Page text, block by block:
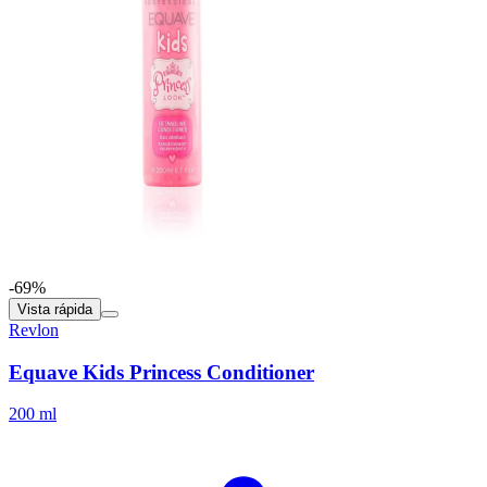
-69%
Vista rápida
Revlon
Equave Kids Princess Conditioner
200 ml